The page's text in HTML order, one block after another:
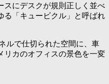
スにデスクが規則正しく並べ
る「キュービクル」と呼ばれ
ルで仕切られた空間に、車
リカのオフィスの景色を一変